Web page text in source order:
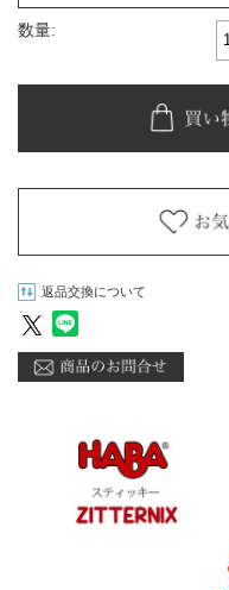
数量:
返品交換について